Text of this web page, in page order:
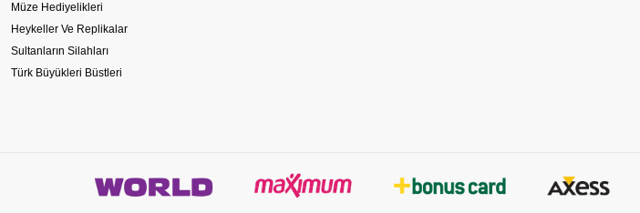
Müze Hediyelikleri
Heykeller Ve Replikalar
Sultanların Silahları
Türk Büyükleri Büstleri